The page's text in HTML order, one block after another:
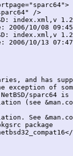
/>
index.xml,v
2006/10/08
index.xml,v
2006/10/13
and has
exception of
sparc64 is
(see
See
package